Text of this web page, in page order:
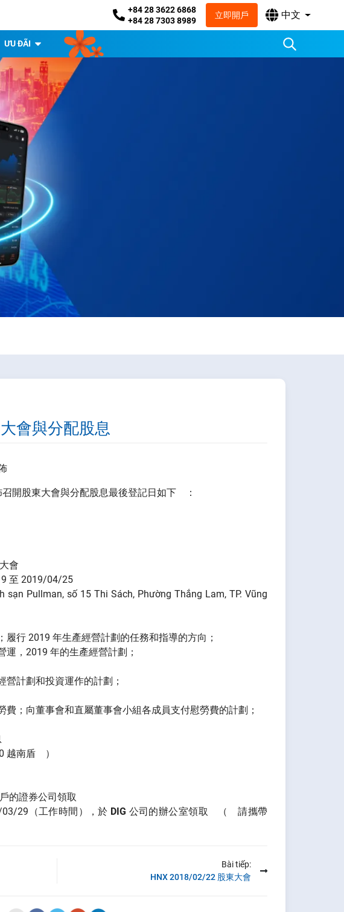
+84 28 3622 6868
+84 28 7303 8989
立即開戶 中文
ƯU ĐÃI
會與分配股息
召開股東大會與分配股息最後登記日如下 ：
會
至 2019/04/25
Pullman, số 15 Thi Sách, Phường Thắng Lam, TP. Vũng
行 2019 年生產經營計劃的任務和指導的方向；
，2019 年的生產經營計劃；
營計劃和投資運作的計劃；
；向董事會和直屬董事會小組各成員支付慰勞費的計劃；
南盾 ）
的證券公司領取
29（工作時間），於 DIG 公司的辦公室領取 （ 請攜帶
Bài tiếp:
HNX 2018/02/22 股東大會